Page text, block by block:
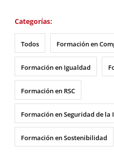
Categorías:
Todos Formación en
Formación en Igualdad
Formación en RSC
Formación en Seguridad de
Formación en Sostenibilidad